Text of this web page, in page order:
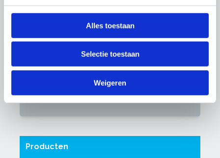
Alles toestaan
Selectie toestaan
Weigeren
Maarten Brand is Nederlands bekendste stage-
Het Grote Stageboek voor
Werkgeversdat werd genomineerd als
managementboek van het jaar.
OnderhoudNL schrijft hij blogs met tips & tricks
Producten